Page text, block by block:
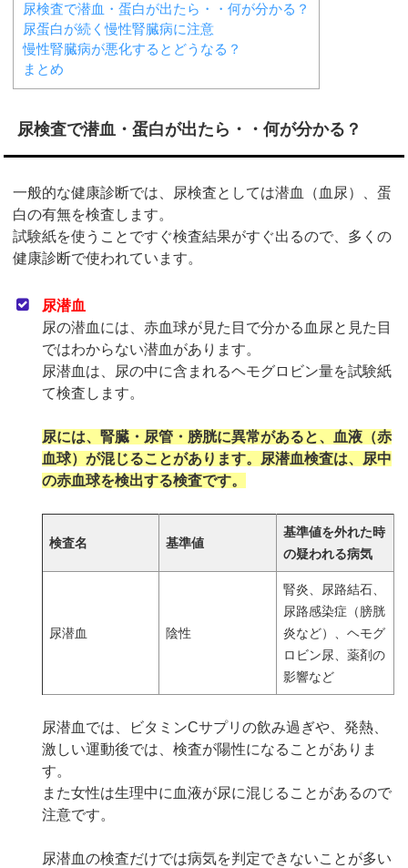
尿検査で潜血・蛋白が出たら・・何が分かる？
尿蛋白が続く慢性腎臓病に注意
慢性腎臓病が悪化するとどうなる？
まとめ
尿検査で潜血・蛋白が出たら・・何が分かる？
一般的な健康診断では、尿検査としては潜血（血尿）、蛋
白の有無を検査します。
試験紙を使うことですぐ検査結果がすぐ出るので、多くの
健康診断で使われています。
尿潜血
尿の潜血には、赤血球が見た目で分かる血尿と見た目
ではわからない潜血があります。
尿潜血は、尿の中に含まれるヘモグロビン量を試験紙
て検査します。
尿には、腎臓・尿管・膀胱に異常があると、血液（赤
血球）が混じることがあります。尿潜血検査は、尿中
の赤血球を検出する検査です。
検査名 基準値
基準値を外れた時
の疑われる病気
尿潜血 陰性
腎炎、尿路結石、
尿路感染症（膀胱
炎など）、ヘモグ
ロビン尿、薬剤の
影響など
尿潜血では、ビタミンCサプリの飲み過ぎや、発熱、
激しい運動後では、検査が陽性になることがありま
す。
また女性は生理中に血液が尿に混じることがあるので
注意です。
尿潜血の検査だけでは病気を判定できないことが多い